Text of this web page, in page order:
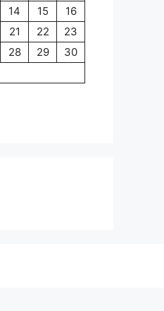
14 15
16
21 22
23
28 29
30